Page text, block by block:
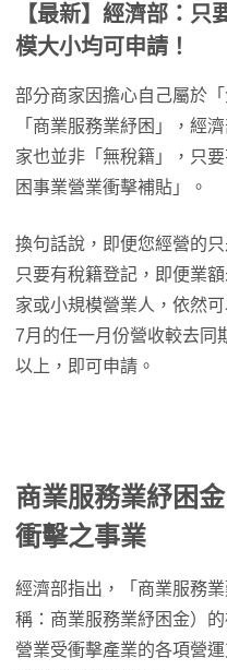
【最新】經濟部：
模大小均可申請！
部分商家因擔心自己屬於
「商業服務業紓困」，經
家也並非「無稅籍」，只
困事業營業衝擊補貼」。
換句話說，即便您經營的
只要有稅籍登記，即便業
家或小規模營業人，依然
7月的任一月份營收較去同
以上，即可申請。
商業服務業紓困
衝擊之事業
經濟部指出，「商業服務
稱：商業服務業紓困金）
營業受衝擊產業的各項營